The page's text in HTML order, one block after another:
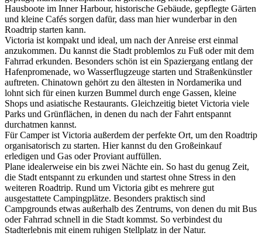
Hausboote im Inner Harbour, historische Gebäude, gepflegte Gärten
und kleine Cafés sorgen dafür, dass man hier wunderbar in den
Roadtrip starten kann.
Victoria ist kompakt und ideal, um nach der Anreise erst einmal
anzukommen. Du kannst die Stadt problemlos zu Fuß oder mit dem
Fahrrad erkunden. Besonders schön ist ein Spaziergang entlang der
Hafenpromenade, wo Wasserflugzeuge starten und Straßenkünstler
auftreten. Chinatown gehört zu den ältesten in Nordamerika und
lohnt sich für einen kurzen Bummel durch enge Gassen, kleine
Shops und asiatische Restaurants. Gleichzeitig bietet Victoria viele
Parks und Grünflächen, in denen du nach der Fahrt entspannt
durchatmen kannst.
Für Camper ist Victoria außerdem der perfekte Ort, um den Roadtrip
organisatorisch zu starten. Hier kannst du den Großeinkauf
erledigen und Gas oder Proviant auffüllen.
Plane idealerweise ein bis zwei Nächte ein. So hast du genug Zeit,
die Stadt entspannt zu erkunden und startest ohne Stress in den
weiteren Roadtrip. Rund um Victoria gibt es mehrere gut
ausgestattete Campingplätze. Besonders praktisch sind
Campgrounds etwas außerhalb des Zentrums, von denen du mit Bus
oder Fahrrad schnell in die Stadt kommst. So verbindest du
Stadterlebnis mit einem ruhigen Stellplatz in der Natur.